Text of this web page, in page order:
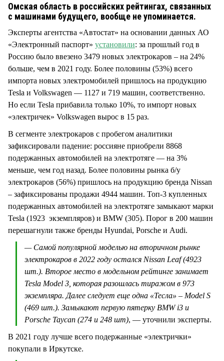
Омская область в российских рейтингах, связанных
с машинами будущего, вообще не упоминается.
Эксперты агентства «Автостат» на основании данных АО
«Электронный паспорт» установили: за прошлый год в
Россию было ввезено 3479 новых электрокаров – на 24%
больше, чем в 2021 году. Более половины (53%) всего
импорта новых электромобилей пришлось на продукцию
Tesla и Volkswagen — 1127 и 719 машин, соответственно.
Но если Tesla прибавила только 10%, то импорт новых
«электричек» Volkswagen вырос в 15 раз.
В сегменте электрокаров с пробегом аналитики
зафиксировали падение: россияне приобрели 8868
подержанных автомобилей на электротяге — на 3%
меньше, чем год назад. Более половины рынка б/у
электрокаров (56%) пришлось на продукцию бренда Nissan
– зафиксированы продажи 4944 машин. Топ-3 купленных
подержанных автомобилей на электротяге замыкают марки
Tesla (1923 экземпляров) и BMW (305). Порог в 200 машин
перешагнули также бренды Hyundai, Porsche и Audi.
— Самой популярной моделью на вторичном рынке
электрокаров в 2022 году остался Nissan Leaf (4923
шт.). Второе место в модельном рейтинге занимает
Tesla Model 3, которая разошлась тиражом в 973
экземпляра. Далее следует еще одна «Тесла» – Model S
(469 шт.). Замыкают первую пятерку BMW i3 и
Porsche Taycan (274 и 248 шт), — уточнили эксперты.
В 2021 году лучше всего подержанные «электрички»
покупали в Иркутске.